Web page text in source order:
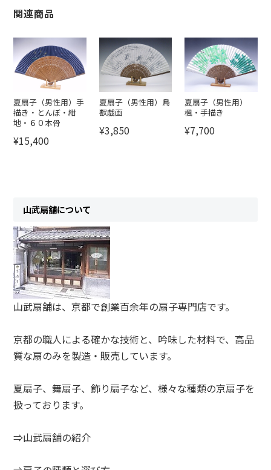
関連商品
夏扇子（男性用）手
描き・とんぼ・紺
地・６０本骨
¥15,400
夏扇子（男性用）鳥
獣戯画
¥3,850
夏扇子（男性用）
楓・手描き
¥7,700
山武扇舗について
山武扇舗は、京都で創業百余年の扇子専門店です。
京都の職人による確かな技術と、吟味した材料で、高品
質な扇のみを製造・販売しています。
夏扇子、舞扇子、飾り扇子など、様々な種類の京扇子を
扱っております。
⇒山武扇舗の紹介